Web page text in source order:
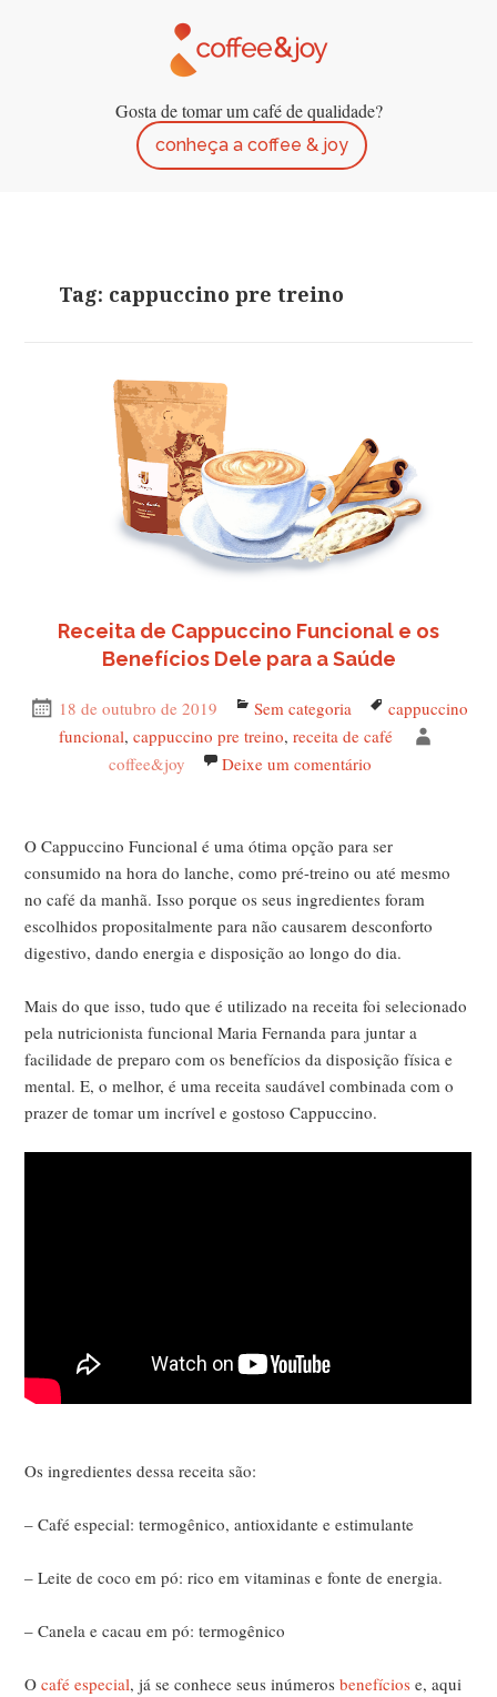
Gosta de tomar um café de qualidade?
conheça a coffee & joy
Tag: cappuccino pre treino
Receita de Cappuccino Funcional e os
Benefícios Dele para a Saúde
Publicado
em
18 de outubro de 2019 Categorias
Sem categoria Tags
cappuccino
funcional, cappuccino pre treino, receita de café
coffee&joy
Deixe um comentário
O Cappuccino Funcional é uma ótima opção para ser
consumido na hora do lanche, como pré-treino ou até mesmo
no café da manhã. Isso porque os seus ingredientes foram
escolhidos propositalmente para não causarem desconforto
digestivo, dando energia e disposição ao longo do dia.
Mais do que isso, tudo que é utilizado na receita foi selecionado
pela nutricionista funcional Maria Fernanda para juntar a
facilidade de preparo com os benefícios da disposição física e
mental. E, o melhor, é uma receita saudável combinada com o
prazer de tomar um incrível e gostoso Cappuccino.
Os ingredientes dessa receita são:
– Café especial: termogênico, antioxidante e estimulante
– Leite de coco em pó: rico em vitaminas e fonte de energia.
– Canela e cacau em pó: termogênico
Ocafé especial, já se conhece seus inúmerosbenefícios e, aqui